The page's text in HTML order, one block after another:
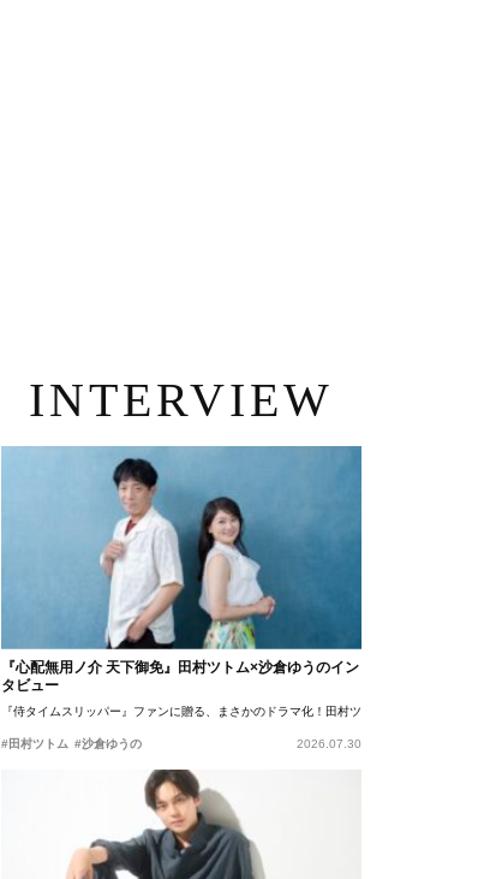
INTERVIEW
『心配無用ノ介 天下御免』田村ツトム×沙倉ゆうのイン
タビュー
『侍タイムスリッパー』ファンに贈る、まさかのドラマ化！田村ツトム×沙倉ゆうのが語
#田村ツトム #沙倉ゆうの 2026.07.30